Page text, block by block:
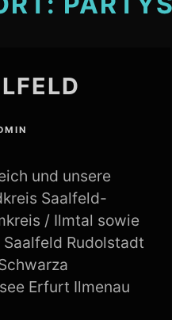
und unsere
Saalfeld-
/ Ilmtal sowie
Rudolstadt
Erfurt Ilmenau